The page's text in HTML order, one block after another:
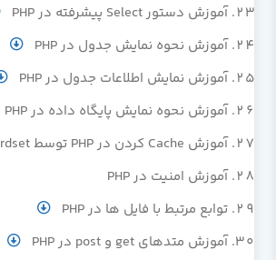
آموزش دستور Select پیشرفته در PHP
آموزش نحوه نمایش جدول در PHP
آموزش نمایش اطلاعات جدول در PHP
آموزش نحوه نمایش پایگاه داده در PHP
آموزش Cache کردن در PHP توسط Recordset
آموزش امنیت در PHP
توابع مرتبط با فایل ها در PHP
آموزش متدهای get و post در PHP